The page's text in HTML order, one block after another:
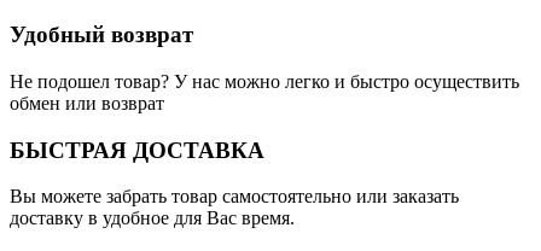
Удобный возврат
Не подошел товар? У нас можно легко и быстро осуществить
обмен или возврат
БЫСТРАЯ ДОСТАВКА
Вы можете забрать товар самостоятельно или заказать
доставку в удобное для Вас время.